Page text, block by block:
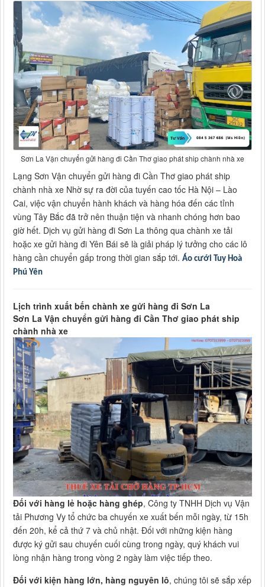
Sơn La Vận chuyển gửi hàng đi Cần Thơ giao phát ship chành nhà xe
Lạng Sơn Vận chuyển gửi hàng đi Cần Thơ giao phát ship
chành nhà xe Nhờ sự ra đời của tuyến cao tốc Hà Nội – Lào
Cai, việc vận chuyển hành khách và hàng hóa đến các tỉnh
vùng Tây Bắc đã trở nên thuận tiện và nhanh chóng hơn bao
giờ hết. Dịch vụ gửi hàng đi Sơn La thông qua chành xe tải
hoặc xe gửi hàng đi Yên Bái sẽ là giải pháp lý tưởng cho các lô
hàng cần chuyển gấp trong thời gian sắp tới. Áo cưới Tuy Hoà
Phú Yên
Lịch trình xuất bến chành xe gửi hàng đi Sơn La
Sơn La Vận chuyển gửi hàng đi Cần Thơ giao phát ship
chành nhà xe
Đối với hàng lẻ hoặc hàng ghép, Công ty TNHH Dịch vụ Vận
tải Phương Vy tổ chức ba chuyến xe xuất bến mỗi ngày, từ 15h
đến 20h, kể cả thứ 7 và chủ nhật. Đối với những kiện hàng
được ký gửi sau chuyến cuối cùng trong ngày, quý khách vui
lòng nhận hàng trong vòng 2 ngày làm việc tiếp theo.
Đối với kiện hàng lớn, hàng nguyên lô, chúng tôi sẽ sắp xếp